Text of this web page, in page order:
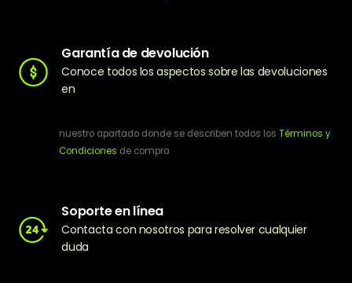
Garantía de devolución
Conoce todos los aspectos sobre las devoluciones
en
nuestro apartado donde se describen todos los Términos y
Condiciones de compra
Soporte en línea
Contacta con nosotros para resolver cualquier
duda